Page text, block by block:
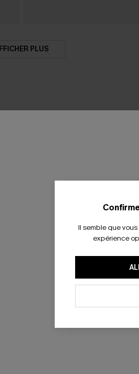
PLUS
ENSEMBLE
Il semble que
expérience